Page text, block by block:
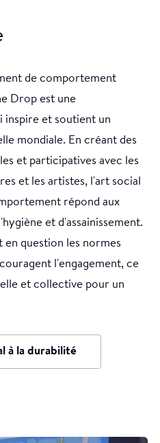
Fermer X
créative conçue pour
en impliquant
dans le processus
la collaboration
de comportement
Drop est une
inspire et soutient un
mondiale. En créant des
et participatives avec les
et les artistes, l'art social
répond aux
et d'assainissement.
question les normes
l'engagement, ce
et collective pour un
à la durabilité
monde pour se laver les